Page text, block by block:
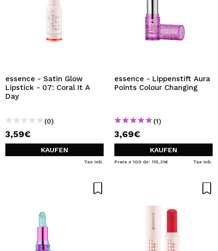
essence - Satin Glow
Lipstick - 07: Coral It A
Day
(0)
3,59€
KAUFEN
Tax Inb.
essence - Lippenstift Aura
Points Colour Changing
(1)
3,69€
KAUFEN
Preis x 100 Gr: 115,31€ Tax Inb.